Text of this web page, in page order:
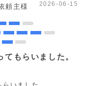
頼主様 2026-06-15
もらいました。